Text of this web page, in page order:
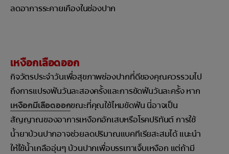
ลดอาการระคายเคืองในช่องปาก
เหงือกเลือดออก
กิจวัตรประจำวันเพื่อสุขภาพช่องปากที่ดีของคุณควรรวมไป
ถึงการแปรงฟันวันละสองครั้งและการขัดฟันวันละครั้ง หาก
เหงือกมีเลือดออกขณะที่คุณใช้ไหมขัดฟัน นี่อาจเป็น
สัญญาณของอาการเหงือกอักเสบหรือโรคปริทันต์ การใช้
น้ำยาบ้วนปากอาจช่วยลดปริมาณแบคทีเรียสะสมได้ แนะนำ
ให้ใช้น้ำเกลืออุ่นๆ บ้วนปากเพื่อบรรเทาเจ็บเหงือก แต่ถ้ามี